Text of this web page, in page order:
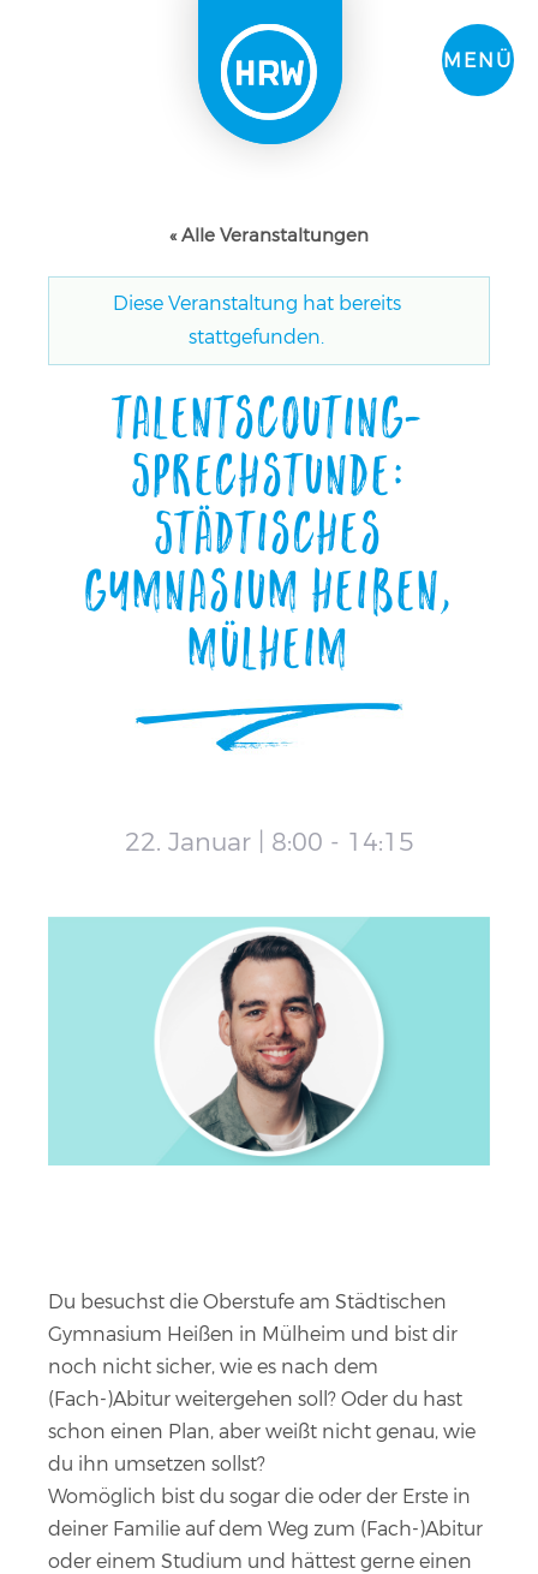
MENÜ
« Alle Veranstaltungen
Diese Veranstaltung hat bereits
stattgefunden.
Talentscouting-
Sprechstunde:
Städtisches
Gymnasium Heißen,
Mülheim
22. Januar | 8:00 - 14:15
Du besuchst die Oberstufe am Städtischen
Gymnasium Heißen in Mülheim und bist dir
noch nicht sicher, wie es nach dem
(Fach-)Abitur weitergehen soll? Oder du hast
schon einen Plan, aber weißt nicht genau, wie
du ihn umsetzen sollst?
Womöglich bist du sogar die oder der Erste in
deiner Familie auf dem Weg zum (Fach-)Abitur
oder einem Studium und hättest gerne einen